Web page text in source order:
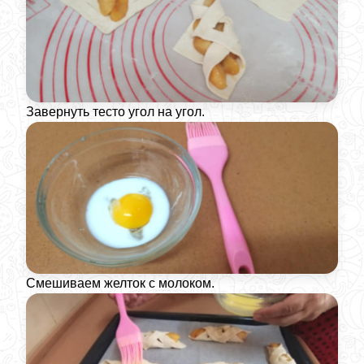
Завернуть тесто угол на угол.
Смешиваем желток с молоком.